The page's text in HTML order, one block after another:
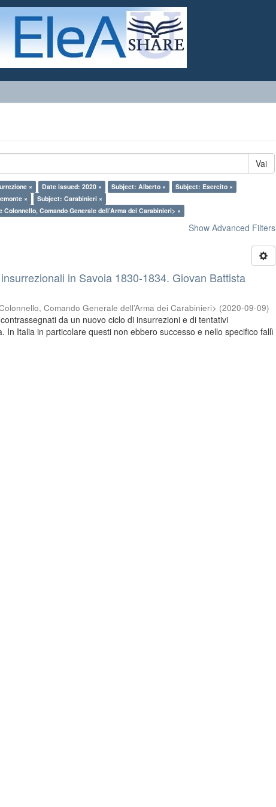
Vai
× Date issued: 2020 × Subject: Alberto ×
Subject: Esercito ×
×
Subject: Carabinieri ×
Comando Generale dell’Arma dei Carabinieri> ×
Show Advanced Filters
in Savoia 1830-1834. Giovan Battista
Comando Generale dell’Arma dei Carabinieri> (2020-09-09)
da un nuovo ciclo di insurrezioni e di tentativi
In Italia in particolare questi non ebbero successo e nello specifico fallì